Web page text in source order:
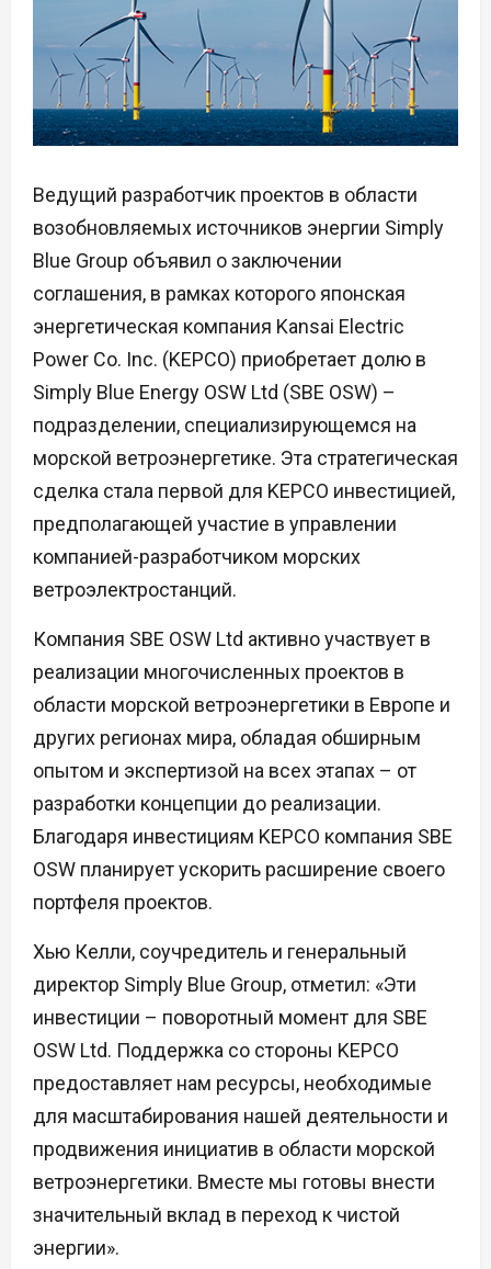
Ведущий разработчик проектов в области
возобновляемых источников энергии Simply
Blue Group объявил о заключении
соглашения, в рамках которого японская
энергетическая компания Kansai Electric
Power Co. Inc. (KEPCO) приобретает долю в
Simply Blue Energy OSW Ltd (SBE OSW) –
подразделении, специализирующемся на
морской ветроэнергетике. Эта стратегическая
сделка стала первой для KEPCO инвестицией,
предполагающей участие в управлении
компанией-разработчиком морских
ветроэлектростанций.
Компания SBE OSW Ltd активно участвует в
реализации многочисленных проектов в
области морской ветроэнергетики в Европе и
других регионах мира, обладая обширным
опытом и экспертизой на всех этапах – от
разработки концепции до реализации.
Благодаря инвестициям KEPCO компания SBE
OSW планирует ускорить расширение своего
портфеля проектов.
Хью Келли, соучредитель и генеральный
директор Simply Blue Group, отметил: «Эти
инвестиции – поворотный момент для SBE
OSW Ltd. Поддержка со стороны KEPCO
предоставляет нам ресурсы, необходимые
для масштабирования нашей деятельности и
продвижения инициатив в области морской
ветроэнергетики. Вместе мы готовы внести
значительный вклад в переход к чистой
энергии».